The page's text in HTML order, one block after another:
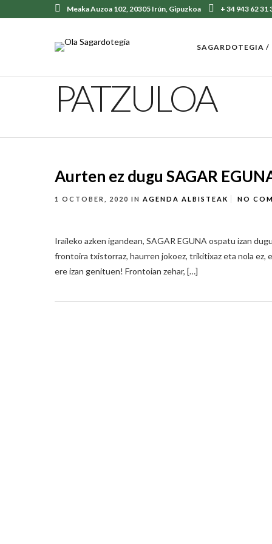
Meaka Auzoa 102, 20305 Irún, Gipuzkoa + 34 943 62 31
SAGARDOTEGIA /
PATZULOA
Aurten ez dugu SAGAR
1 OCTOBER, 2020 IN AGENDA ALBISTEAK NO
Iraileko azken igandean, SAGAR EGUNA ospatu izan
frontoira txistorraz, haurren jokoez, trikitixaz eta nola ez,
ere izan genituen! Frontoian zehar, […]